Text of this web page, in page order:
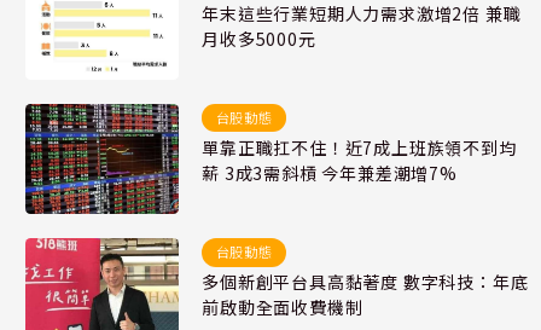
年末這些行業短期人力需求激增2倍 兼職
月收多5000元
台股動態
單靠正職扛不住！近7成上班族領不到均
薪 3成3需斜槓 今年兼差潮增7%
台股動態
多個新創平台具高黏著度 數字科技：年底
前啟動全面收費機制